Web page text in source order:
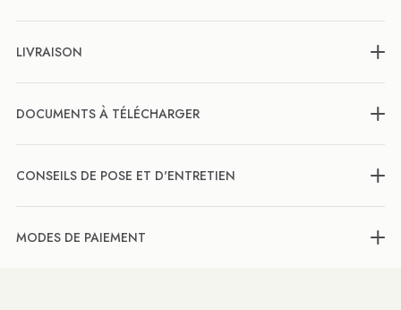
LIVRAISON
DOCUMENTS À TÉLÉCHARGER
CONSEILS DE POSE ET D'ENTRETIEN
MODES DE PAIEMENT